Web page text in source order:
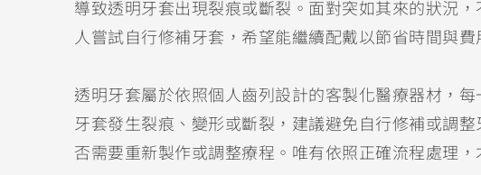
導致透明牙套出現裂痕或斷裂。面對突如其來的狀況
人嘗試自行修補牙套，希望能繼續配戴以節省時間與費
透明牙套屬於依照個人齒列設計的客製化醫療器材，
牙套發生裂痕、變形或斷裂，建議避免自行修補或調
否需要重新製作或調整療程。唯有依照正確流程處理